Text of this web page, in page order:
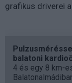
grafikus driverei
balatoni
4 és egy 8 km-